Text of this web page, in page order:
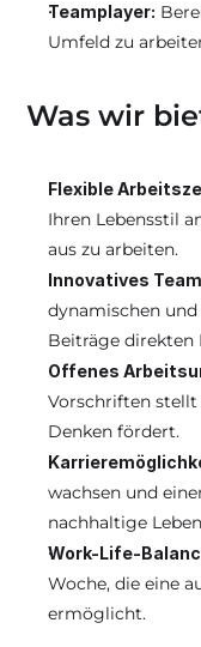
Teamplayer:
Umfeld zu
Was wir
Flexible
Ihren Lebensstil
aus zu arbeiten.
Innovatives
dynamischen
Beiträge direkten
Offenes
Vorschriften
Denken fördert.
wachsen und
nachhaltige
Work-Life-
Woche, die eine
ermöglicht.